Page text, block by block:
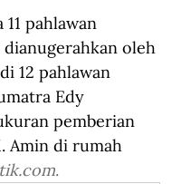
pahlawan
oleh
12 pahlawan
Edy
pemberian
Amin di rumah
.